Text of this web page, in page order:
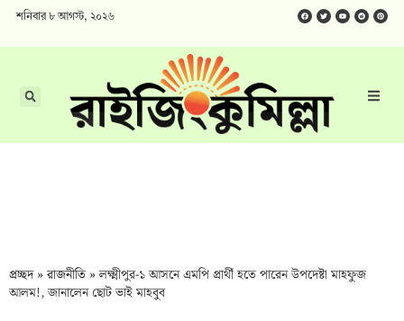
শনিবার ৮ আগস্ট, ২০২৬
প্রচ্ছদ»রাজনীতি »লক্ষ্মীপুর-১ আসনে এমপি প্রার্থী হতে পারেন উপদেষ্টা মাহফুজ
আলম!, জানালেন ছোট ভাই মাহবুব